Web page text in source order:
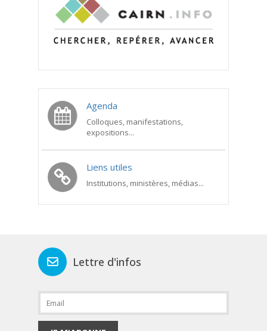
Agenda
Colloques, manifestations,
expositions...
Liens utiles
Institutions, ministères, médias...
Lettre d'infos